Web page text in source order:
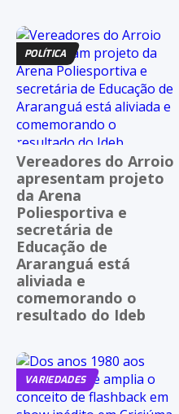
POLÍTICA
Vereadores do Arroio
apresentam projeto
da Arena
Poliesportiva e
secretária de
Educação de
Araranguá está
aliviada e
comemorando o
resultado do Ideb
VARIEDADES